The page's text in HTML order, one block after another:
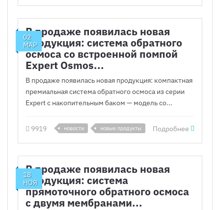
02
МАР
В продаже появилась новая
продукция: система обратного
осмоса со встроенной помпой
Expert Osmos...
В продаже появилась новая продукция: компактная
премиальная система обратного осмоса из серии
Expert с накопительным баком — модель со...
9919 новости новые продукты Подробнее
18
НОЯ
В продаже появилась новая
продукция: система
прямоточного обратного осмоса
с двумя мембранами...